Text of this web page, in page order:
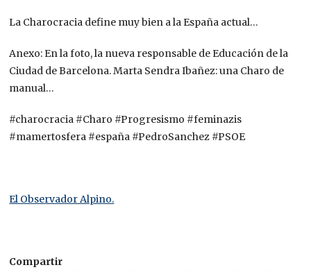
La Charocracia define muy bien a la España actual…
Anexo: En la foto, la nueva responsable de Educación de la
Ciudad de Barcelona. Marta Sendra Ibañez: una Charo de
manual…
#charocracia #Charo #Progresismo #feminazis
#mamertosfera #españa #PedroSanchez #PSOE
El Observador Alpino.
Compartir